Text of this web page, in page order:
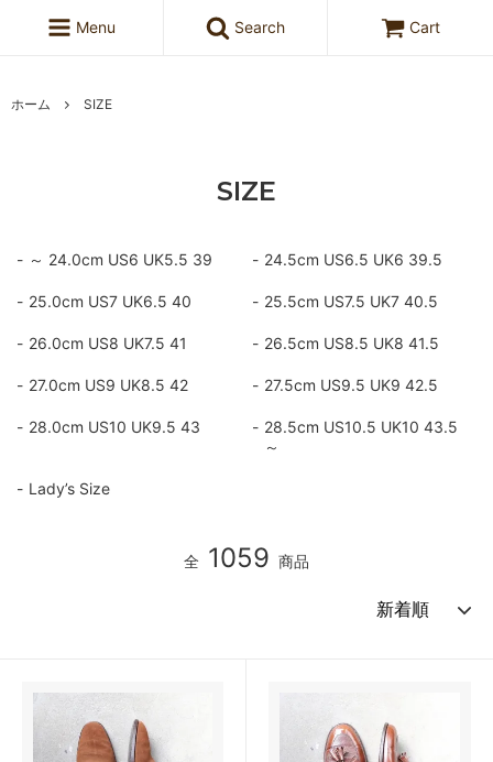
Menu Search Cart
ホーム SIZE
SIZE
～ 24.0cm US6 UK5.5 39 24.5cm US6.5 UK6 39.5
25.0cm US7 UK6.5 40 25.5cm US7.5 UK7 40.5
26.0cm US8 UK7.5 41 26.5cm US8.5 UK8 41.5
27.0cm US9 UK8.5 42 27.5cm US9.5 UK9 42.5
28.0cm US10 UK9.5 43
28.5cm US10.5 UK10 43.5
～
Lady’s Size
全 1059 商品